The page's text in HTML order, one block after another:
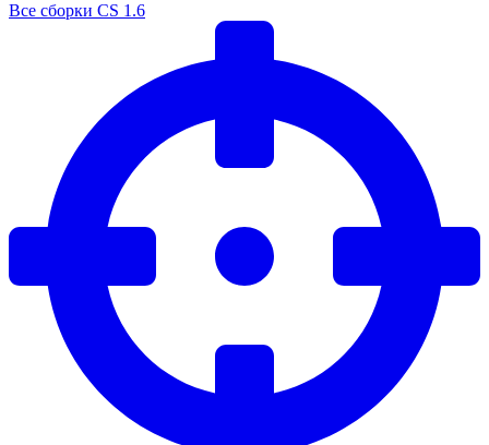
Все сборки CS 1.6